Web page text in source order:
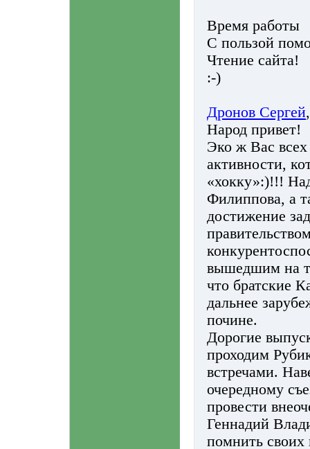
Время работы
С пользой
Чтение сайта!
:-)
Дронов Сергей
Народ привет!
Эко ж Вас
активности,
«хокку»:)!!!
Филиппова, а
достижение
вышедшим на
что братские
дальнее
почине.
Дорогие
проходим
встречами.
очередному
провести
Геннадий
помнить своих